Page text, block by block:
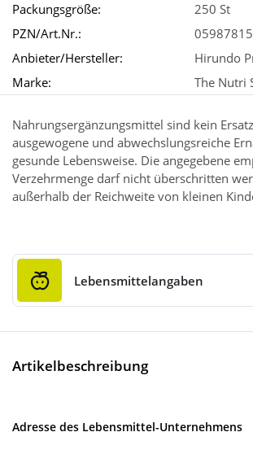
Packungsgröße:
250 St
PZN/Art.Nr.:
05987815
Anbieter/Hersteller:
Hirundo
Marke:
The Nutri
Nahrungsergänzungsmittel sind kein
ausgewogene und abwechslungsreiche
gesunde Lebensweise. Die angegebene
Verzehrmenge darf nicht überschritten
außerhalb der Reichweite von kleinen
Lebensmittelangaben
Artikelbeschreibung
Adresse des Lebensmittel-Unternehmens